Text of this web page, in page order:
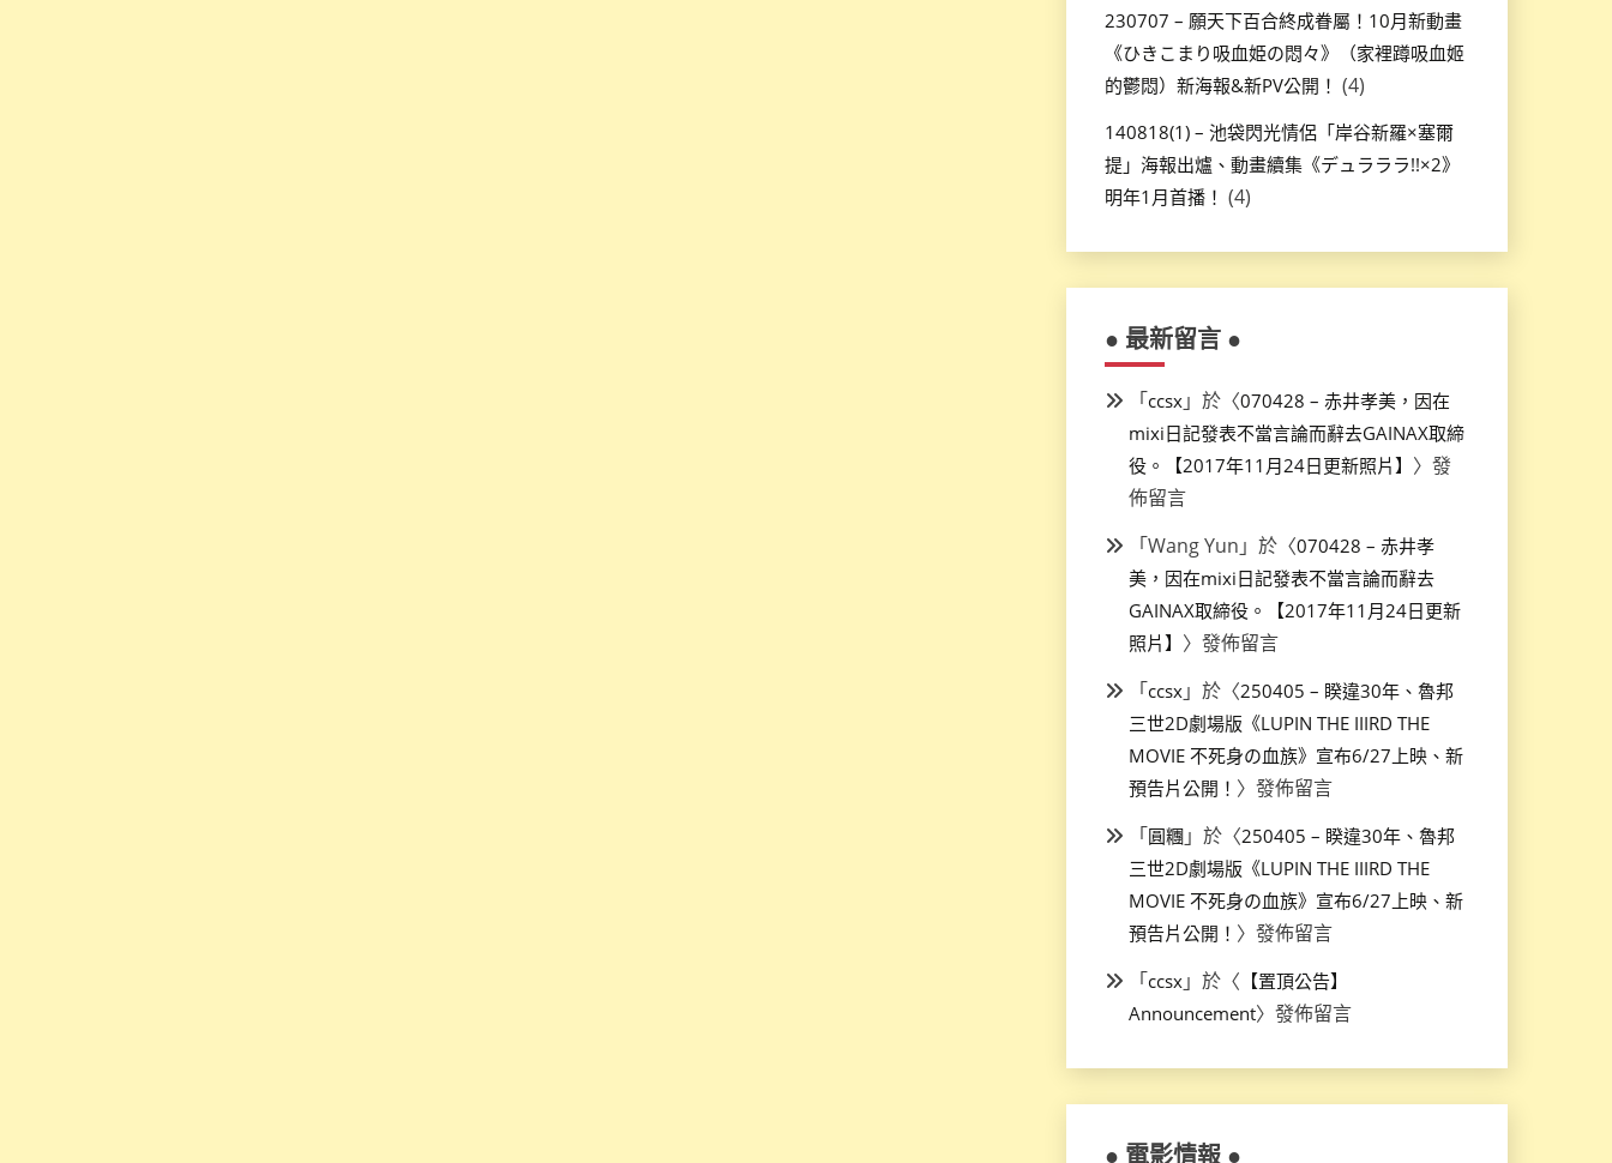
230707 – 願天下百合終成眷屬！10月新動畫
《ひきこまり吸血姫の悶々》（家裡蹲吸血姬
的鬱悶）新海報&新PV公開！ (4)
140818(1) – 池袋閃光情侶「岸谷新羅×塞爾
提」海報出爐、動畫續集《デュラララ!!×2》
明年1月首播！ (4)
● 最新留言 ●
「ccsx」於〈070428 – 赤井孝美，因在
mixi日記發表不當言論而辭去GAINAX取締
役。【2017年11月24日更新照片】 〉發
佈留言
「Wang Yun 」於〈070428 – 赤井孝
美，因在mixi日記發表不當言論而辭去
GAINAX取締役。【2017年11月24日更新
照片】 〉發佈留言
「ccsx」於〈250405 – 睽違30年、魯邦
三世2D劇場版《LUPIN THE IIIRD THE
MOVIE 不死身の血族》宣布6/27上映、新
預告片公開！ 〉發佈留言
「圓糰」於〈250405 – 睽違30年、魯邦
三世2D劇場版《LUPIN THE IIIRD THE
MOVIE 不死身の血族》宣布6/27上映、新
預告片公開！ 〉發佈留言
「ccsx」於〈 【置頂公告】
Announcement〉發佈留言
● 電影情報 ●